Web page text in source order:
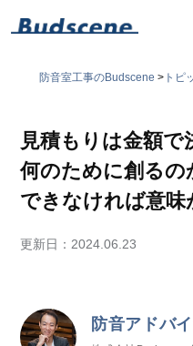
防音室工事のBudscene >トピ
見積もりは金額で
何のために創るの
できなければ意味
更新日： 2024.06.23
防音アドバ